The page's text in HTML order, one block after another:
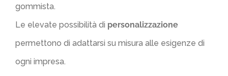
gommista.
Le elevate possibilità di personalizzazione
permettono di adattarsi su misura alle esigenze di
ogni impresa.